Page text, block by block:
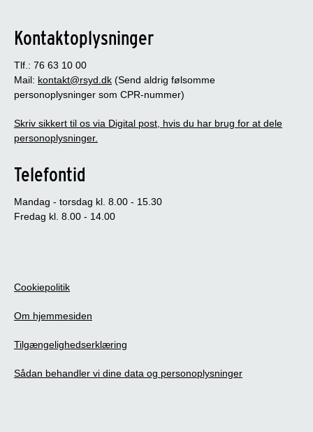
Kontaktoplysninger
Tlf.: 76 63 10 00
Mail: kontakt@rsyd.dk (Send aldrig følsomme
personoplysninger som CPR-nummer)
Skriv sikkert til os via Digital post, hvis du har brug for at dele
personoplysninger.
Telefontid
Mandag - torsdag kl. 8.00 - 15.30
Fredag kl. 8.00 - 14.00
Cookiepolitik
Om hjemmesiden
Tilgængelighedserklæring
Sådan behandler vi dine data og personoplysninger